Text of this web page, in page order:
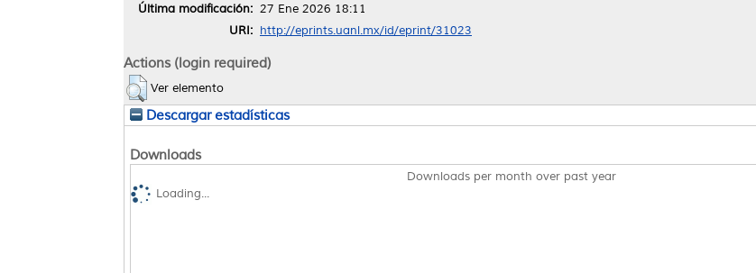
Última modificación: 27 Ene 2026 18:11
URI: http://eprints.uanl.mx/id/eprint/31023
Actions (login required)
Ver elemento
Descargar estadísticas
Downloads
Downloads per month over past year
Loading...